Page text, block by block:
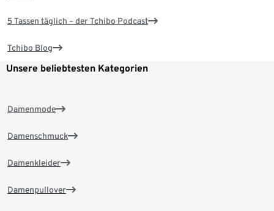
5 Tassen täglich – der Tchibo Podcast
Tchibo Blog
Unsere beliebtesten Kategorien
Damenmode
Damenschmuck
Damenkleider
Damenpullover